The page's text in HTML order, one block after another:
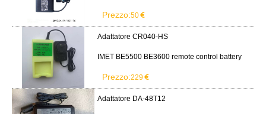
Prezzo:50
Adattatore CR040-HS
IMET BE5500 BE3600 remote control battery
Prezzo:229
Adattatore DA-48T12